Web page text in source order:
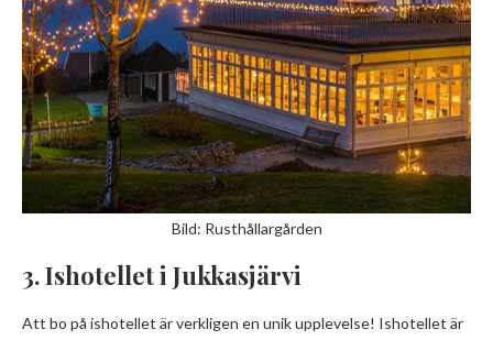
Bild: Rusthållargården
3. Ishotellet i Jukkasjärvi
Att bo på ishotellet är verkligen en unik upplevelse! Ishotellet är